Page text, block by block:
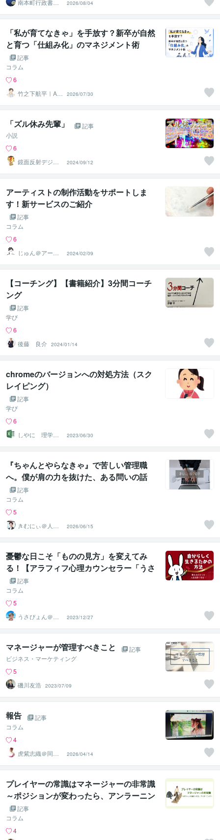
南本町行政書士
事務所
2026/08/04
「私が育てなきゃ」を手放す？新卒が自然
と育つ「仕組み化」のマネジメント術
記事
コラム
6
竹之下航平｜AI
時代の自走力育
成支援
2026/07/30
「ズル休み先輩」
記事
小説
6
鏡面反射デジタ
ルアート製作所
（鈴木穣）
2024/09/12
アーティストの制作活動をサポートしま
す！新サービスのご紹介
記事
コラム
6
じゅん＠アート
マネージャー
2024/02/09
【コーチング】【書籍紹介】3分間コーチ
ング
記事
学び
6
後藤 良介 2024/01/14
chromeのバージョンへの対処方法（スク
レイピング）
記事
学び
6
しやに 理学療
法士
2023/06/30
『ちゃんとやらなきゃ』で苦しい管理職
へ。僕が肩の力を抜けた、ある問いの話
記事
コラム
5
きむにぃ＠人と
組織を元気にす
るキャリコン
2026/06/15
憂鬱な日こそ「ものの見方」を変えてみ
る！【アラフィフ心理カウンセラー「うさ
ぴょん」のココナラ電話相談】
記事
コラム
5
うさぴょん＠癒
し系アラフィフ
心寄り添い人
2023/12/27
マネージャーが管理すべきこと
記事
ビジネス・マーケティング
5
磯川友浩 2023/07/09
報告
記事
コラム
4
虎紫志織＠同じ
目線の『駆け込
み寺』
2026/04/14
プレイヤーの常識はマネージャーの非常識
～ポジションが変わったら、アンラーニン
グ～記事
コラム
4